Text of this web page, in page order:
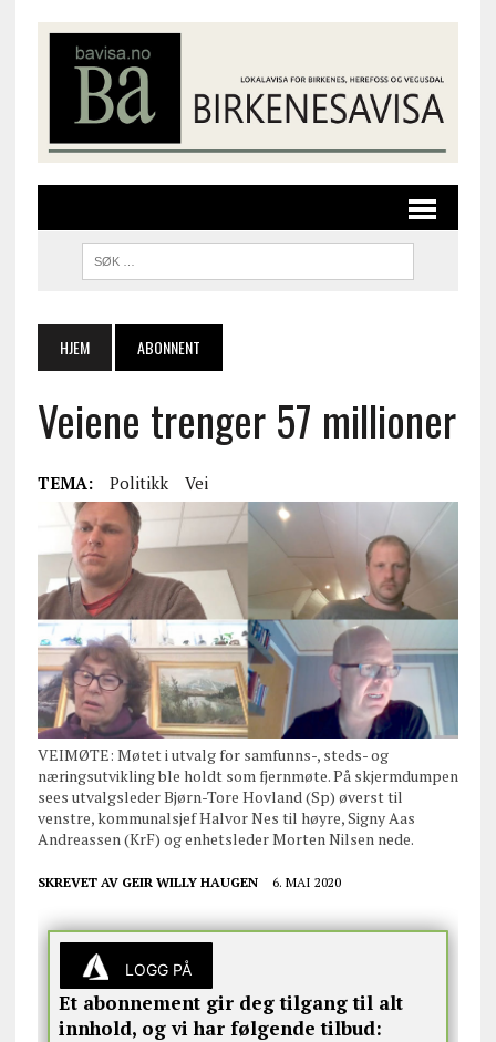
HJEM ABONNENT
Veiene trenger 57 millioner
TEMA: Politikk Vei
VEIMØTE: Møtet i utvalg for samfunns-, steds- og
næringsutvikling ble holdt som fjernmøte. På skjermdumpen
sees utvalgsleder Bjørn-Tore Hovland (Sp) øverst til
venstre, kommunalsjef Halvor Nes til høyre, Signy Aas
Andreassen (KrF) og enhetsleder Morten Nilsen nede.
SKREVET AV GEIR WILLY HAUGEN 6. MAI 2020
LOGG PÅ
Et abonnement gir deg tilgang til alt
innhold, og vi har følgende tilbud: